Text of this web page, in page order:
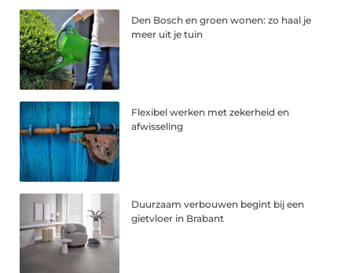
Den Bosch en groen wonen: zo haal je
meer uit je tuin
Flexibel werken met zekerheid en
afwisseling
Duurzaam verbouwen begint bij een
gietvloer in Brabant